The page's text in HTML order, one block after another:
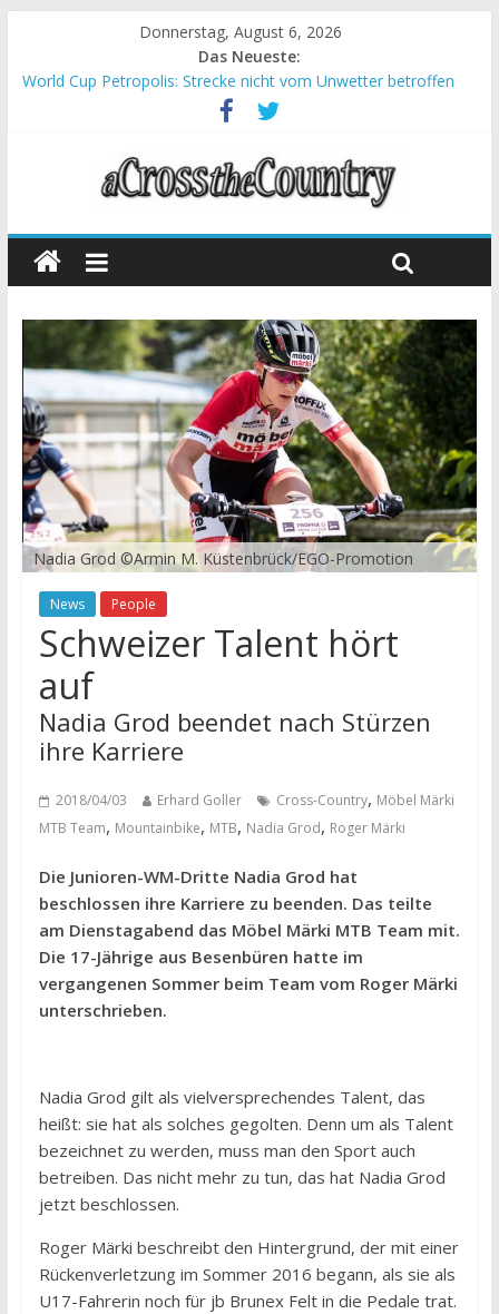
Donnerstag, August 6, 2026
Das Neueste:
World Cup Petropolis: Strecke nicht vom Unwetter betroffen
Krumbach und Obergessertshausen: Mountainbike-Bundesliga
Supercup Massi Banyoles: Siege für Carod und Richards
Halbzeit beim Andalucia Bike Race: Weltmeister Seewald führt
Chelva: Schweizer Doppelsieg beim ersten XCO-Rennen der
Nadia Grod ©Armin M. Küstenbrück/EGO-Promotion
News People
Schweizer Talent hört
auf
Nadia Grod beendet nach Stürzen
ihre Karriere
2018/04/03 Erhard Goller Cross-Country, Möbel Märki
MTB Team, Mountainbike, MTB, Nadia Grod, Roger Märki
Die Junioren-WM-Dritte Nadia Grod hat
beschlossen ihre Karriere zu beenden. Das teilte
am Dienstagabend das Möbel Märki MTB Team mit.
Die 17-Jährige aus Besenbüren hatte im
vergangenen Sommer beim Team vom Roger Märki
unterschrieben.
Nadia Grod gilt als vielversprechendes Talent, das
heißt: sie hat als solches gegolten. Denn um als Talent
bezeichnet zu werden, muss man den Sport auch
betreiben. Das nicht mehr zu tun, das hat Nadia Grod
jetzt beschlossen.
Roger Märki beschreibt den Hintergrund, der mit einer
Rückenverletzung im Sommer 2016 begann, als sie als
U17-Fahrerin noch für jb Brunex Felt in die Pedale trat.